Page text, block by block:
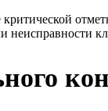
неисправности